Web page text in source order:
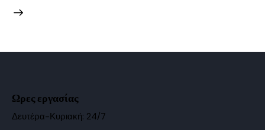
Ωρες εργασίας
Δευτέρα-Κυριακή: 24/7